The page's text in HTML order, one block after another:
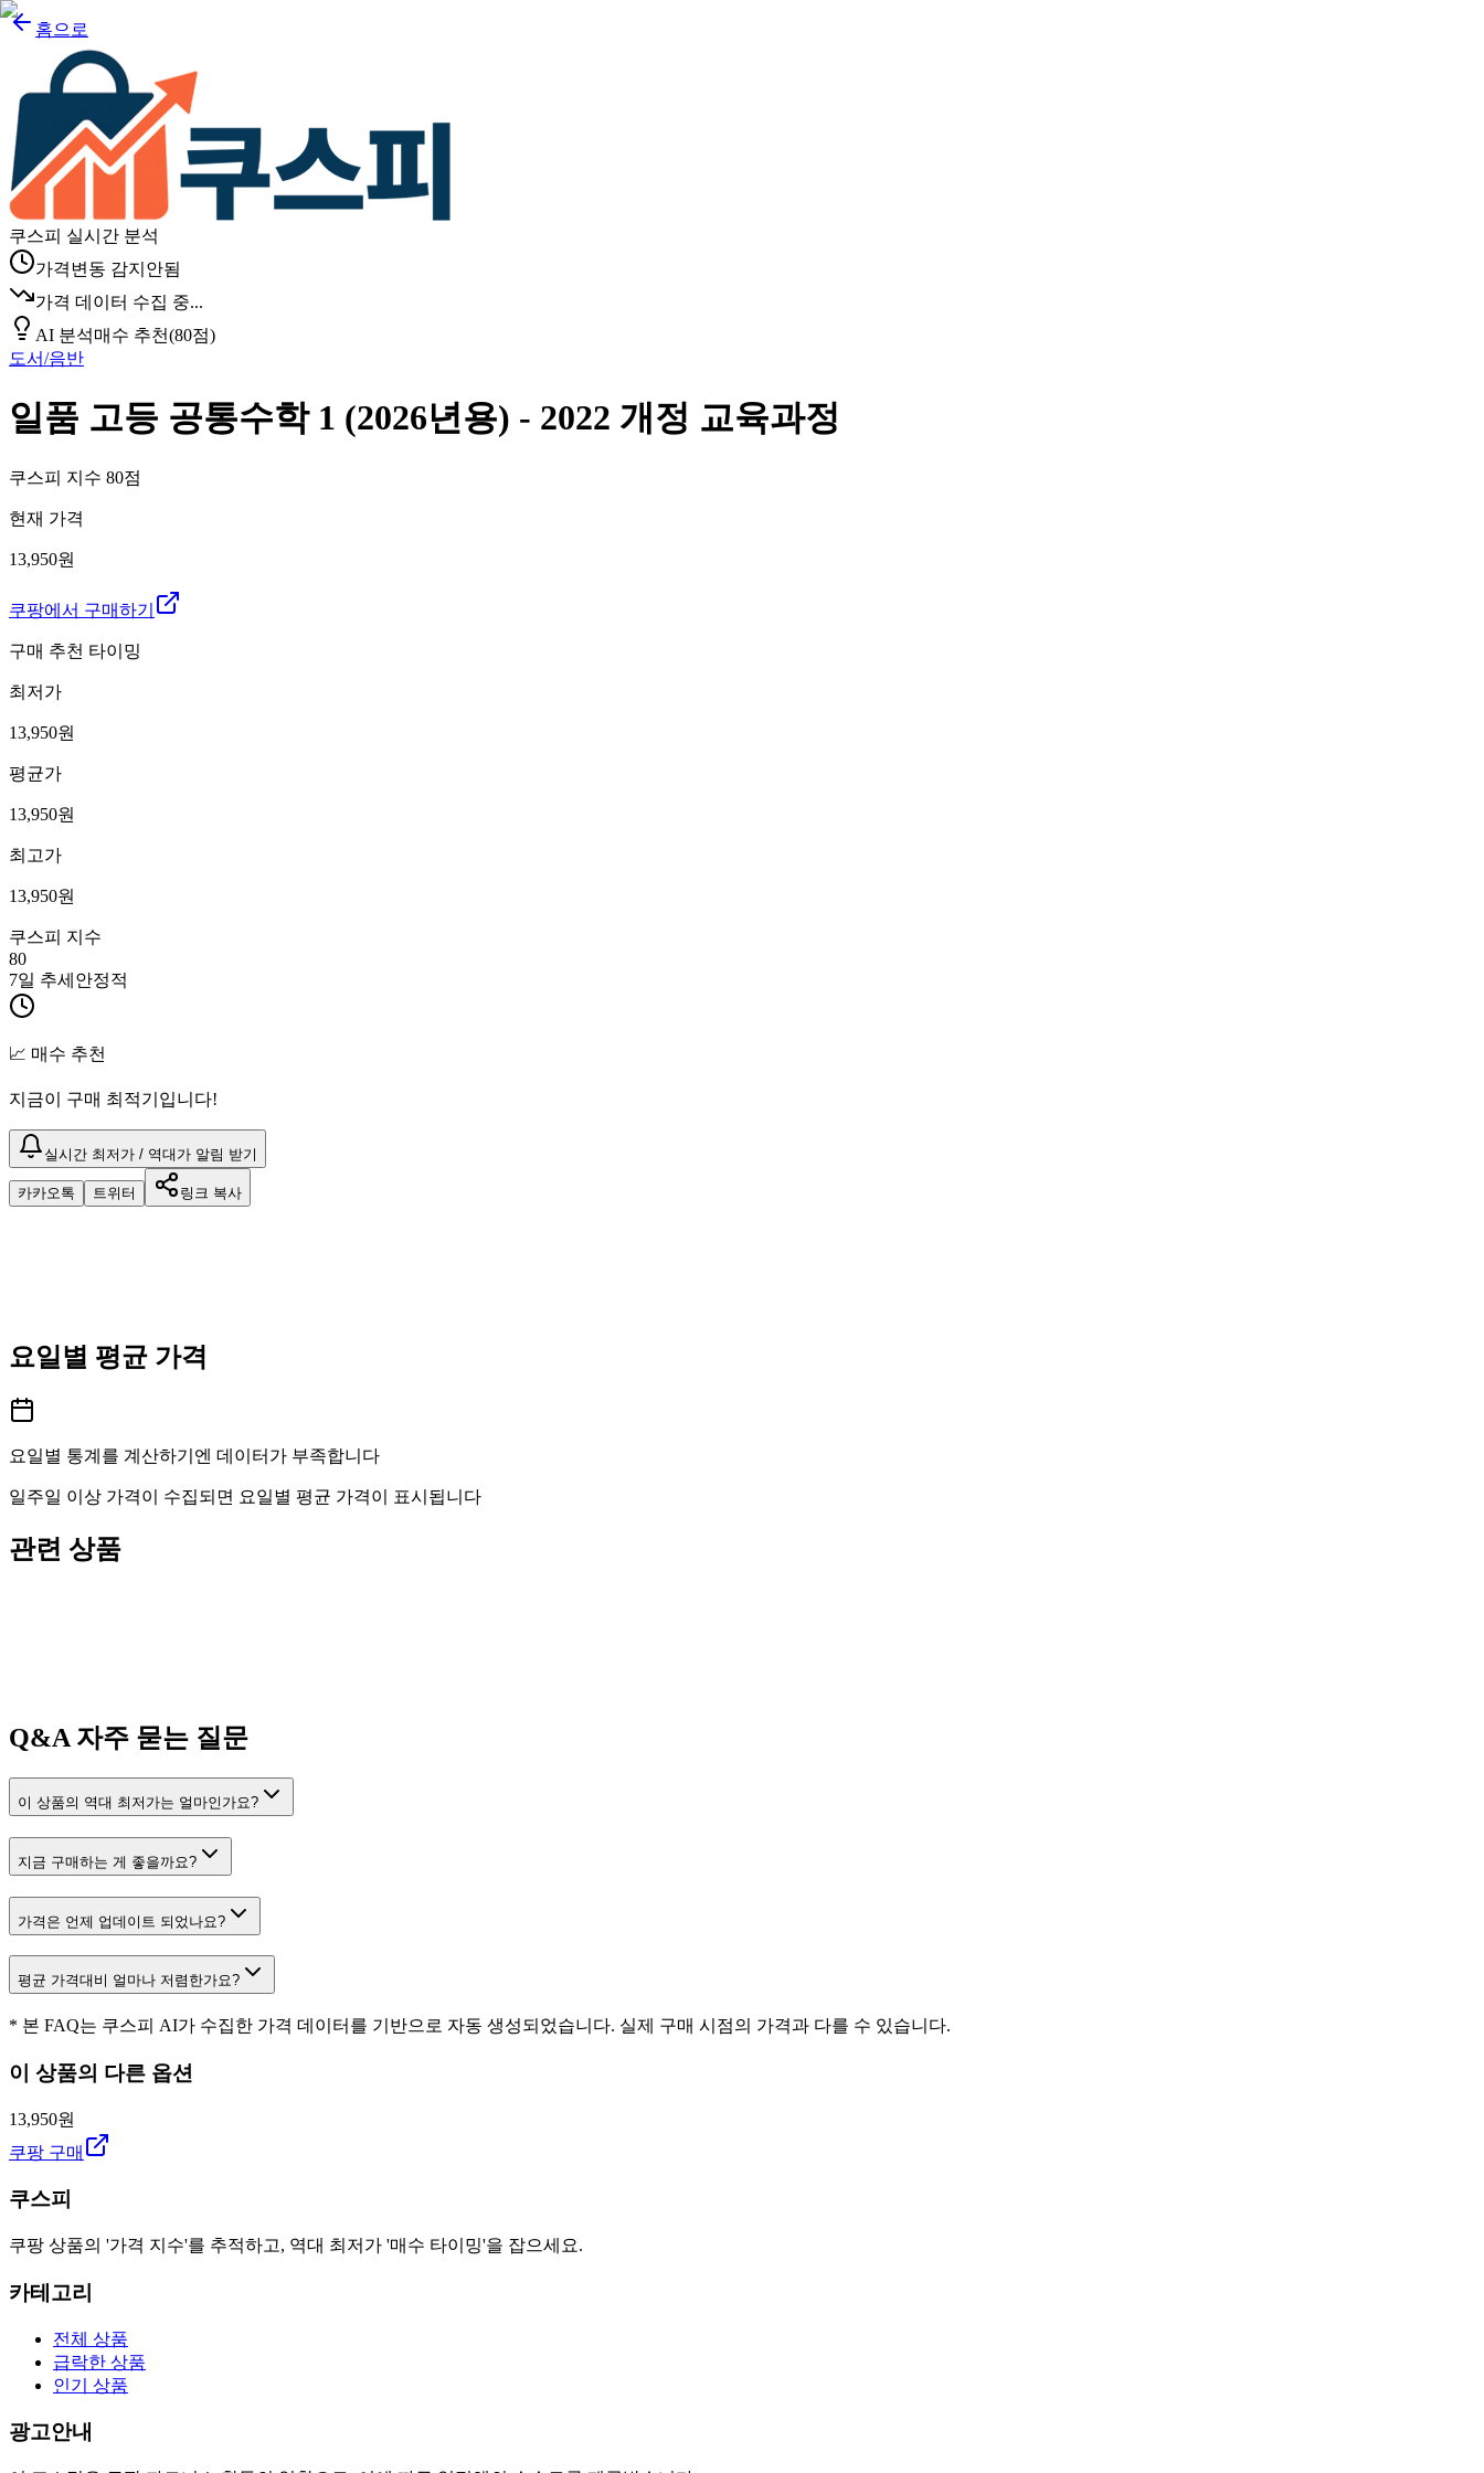
홈으로
쿠스피 실시간 분석
가격변동 감지안됨
가격 데이터 수집 중...
AI 분석매수 추천(80점)
도서/음반
일품 고등 공통수학 1 (2026년용) - 2022 개정 교육과정
쿠스피 지수 80점
현재 가격
13,950원
쿠팡에서 구매하기
구매 추천 타이밍
최저가
13,950원
평균가
13,950원
최고가
13,950원
쿠스피 지수
80
7일 추세 안정적
📈 매수 추천
지금이 구매 최적기입니다!
실시간 최저가 / 역대가 알림 받기
카카오톡 트위터 링크 복사
요일별 평균 가격
요일별 통계를 계산하기엔 데이터가 부족합니다
일주일 이상 가격이 수집되면 요일별 평균 가격이 표시됩니다
관련 상품
Q&A자주 묻는 질문
이 상품의 역대 최저가는 얼마인가요?
지금 구매하는 게 좋을까요?
가격은 언제 업데이트 되었나요?
평균 가격대비 얼마나 저렴한가요?
* 본 FAQ는 쿠스피 AI가 수집한 가격 데이터를 기반으로 자동 생성되었습니다. 실제 구매 시점의 가격과 다를 수 있습니다.
이 상품의 다른 옵션
13,950원
쿠팡 구매
쿠스피
쿠팡 상품의 '가격 지수'를 추적하고, 역대 최저가 '매수 타이밍'을 잡으세요.
카테고리
전체 상품
급락한 상품
인기 상품
광고안내